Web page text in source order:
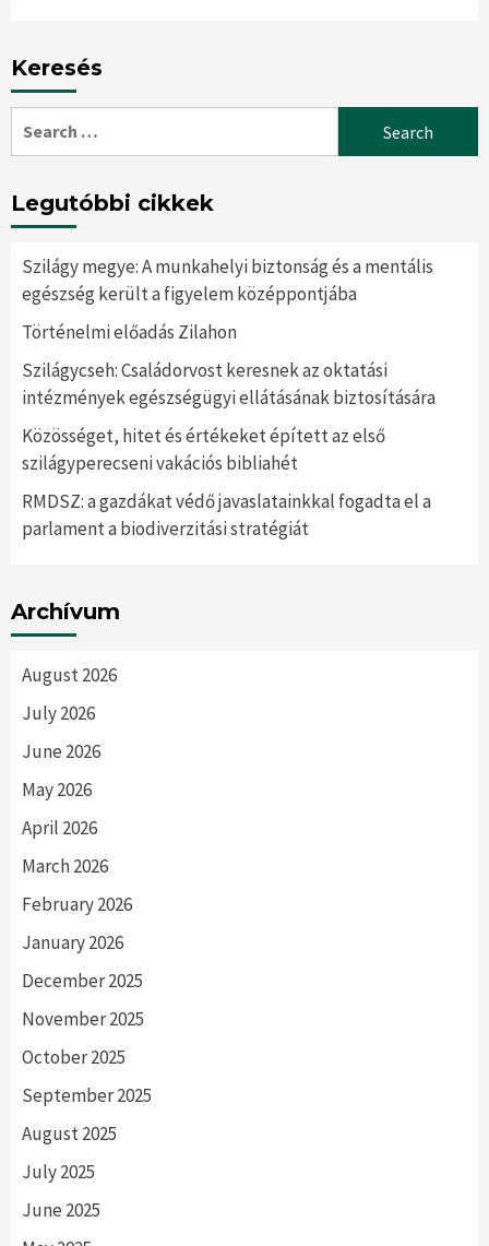
Keresés
Legutóbbi cikkek
Szilágy megye: A munkahelyi biztonság és a mentális
egészség került a figyelem középpontjába
Történelmi előadás Zilahon
Szilágycseh: Családorvost keresnek az oktatási
intézmények egészségügyi ellátásának biztosítására
Közösséget, hitet és értékeket épített az első
szilágyperecseni vakációs bibliahét
RMDSZ: a gazdákat védő javaslatainkkal fogadta el a
parlament a biodiverzitási stratégiát
Archívum
August 2026
July 2026
June 2026
May 2026
April 2026
March 2026
February 2026
January 2026
December 2025
November 2025
October 2025
September 2025
August 2025
July 2025
June 2025